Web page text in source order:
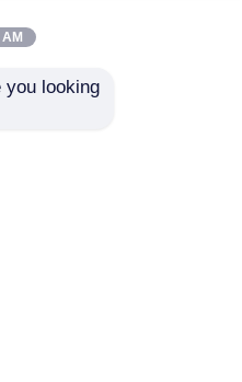
you looking